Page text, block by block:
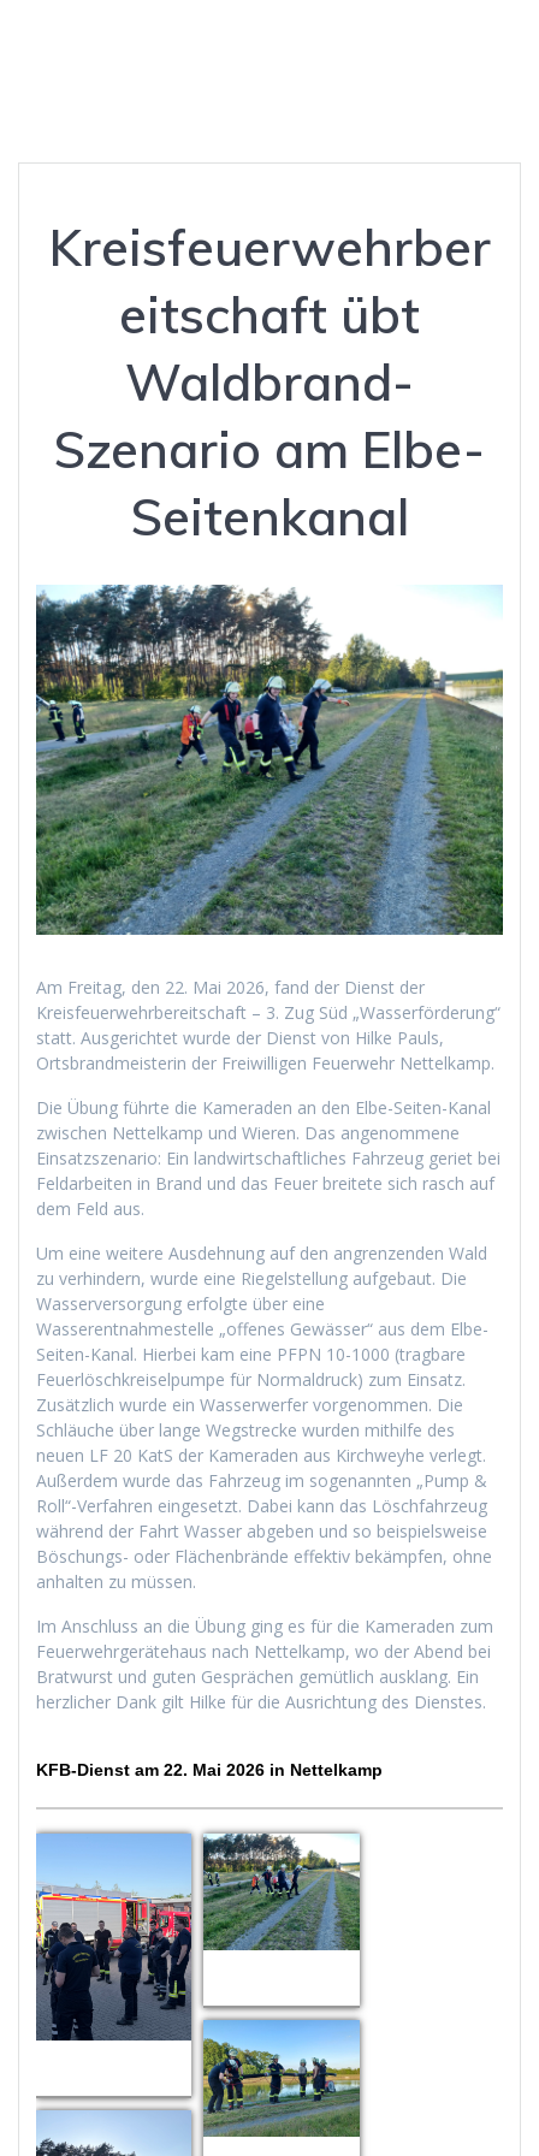
Kreisfeuerwehrber
eitschaft übt
Waldbrand-
Szenario am Elbe-
Seitenkanal
Am Freitag, den 22. Mai 2026, fand der Dienst der
Kreisfeuerwehrbereitschaft – 3. Zug Süd „Wasserförderung“
statt. Ausgerichtet wurde der Dienst von Hilke Pauls,
Ortsbrandmeisterin der Freiwilligen Feuerwehr Nettelkamp.
Die Übung führte die Kameraden an den Elbe-Seiten-Kanal
zwischen Nettelkamp und Wieren. Das angenommene
Einsatzszenario: Ein landwirtschaftliches Fahrzeug geriet bei
Feldarbeiten in Brand und das Feuer breitete sich rasch auf
dem Feld aus.
Um eine weitere Ausdehnung auf den angrenzenden Wald
zu verhindern, wurde eine Riegelstellung aufgebaut. Die
Wasserversorgung erfolgte über eine
Wasserentnahmestelle „offenes Gewässer“ aus dem Elbe-
Seiten-Kanal. Hierbei kam eine PFPN 10-1000 (tragbare
Feuerlöschkreiselpumpe für Normaldruck) zum Einsatz.
Zusätzlich wurde ein Wasserwerfer vorgenommen. Die
Schläuche über lange Wegstrecke wurden mithilfe des
neuen LF 20 KatS der Kameraden aus Kirchweyhe verlegt.
Außerdem wurde das Fahrzeug im sogenannten „Pump &
Roll“-Verfahren eingesetzt. Dabei kann das Löschfahrzeug
während der Fahrt Wasser abgeben und so beispielsweise
Böschungs- oder Flächenbrände effektiv bekämpfen, ohne
anhalten zu müssen.
Im Anschluss an die Übung ging es für die Kameraden zum
Feuerwehrgerätehaus nach Nettelkamp, wo der Abend bei
Bratwurst und guten Gesprächen gemütlich ausklang. Ein
herzlicher Dank gilt Hilke für die Ausrichtung des Dienstes.
KFB-Dienst am 22. Mai 2026 in Nettelkamp